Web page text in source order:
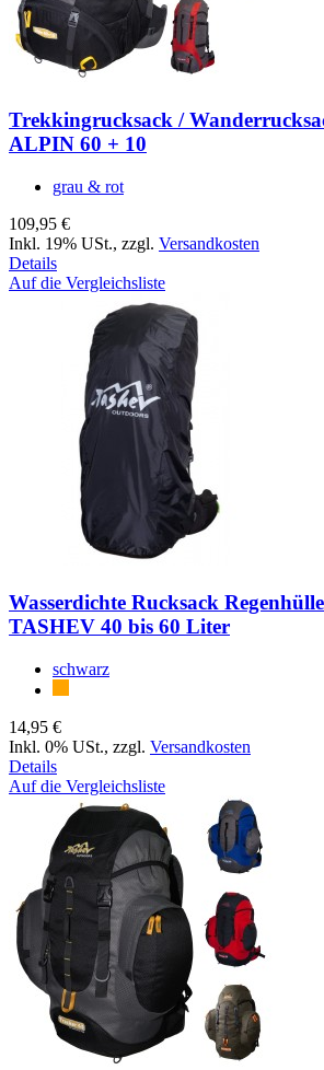
Trekkingrucksack /
ALPIN 60 + 10
grau & rot
109,95 €
Inkl. 19% USt., zzgl. Versandkosten
Details
Auf die Vergleichsliste
Wasserdichte Rucksack
TASHEV 40 bis 60 Liter
schwarz
14,95 €
Inkl. 0% USt., zzgl. Versandkosten
Details
Auf die Vergleichsliste